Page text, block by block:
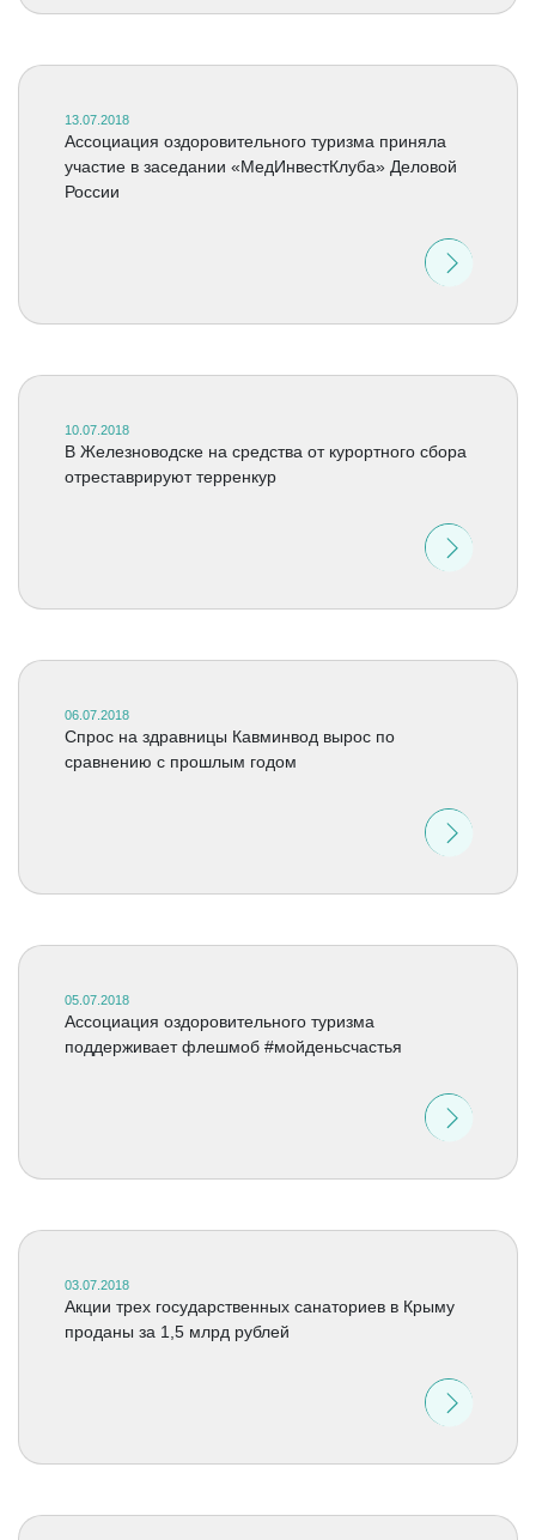
13.07.2018
Ассоциация оздоровительного туризма приняла
участие в заседании «МедИнвестКлуба» Деловой
России
10.07.2018
В Железноводске на средства от курортного сбора
отреставрируют терренкур
06.07.2018
Спрос на здравницы Кавминвод вырос по
сравнению с прошлым годом
05.07.2018
Ассоциация оздоровительного туризма
поддерживает флешмоб #мойденьсчастья
03.07.2018
Акции трех государственных санаториев в Крыму
проданы за 1,5 млрд рублей